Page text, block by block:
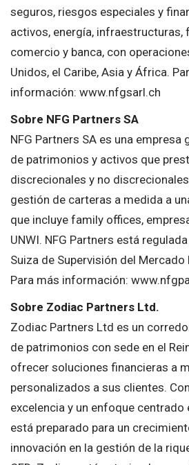
seguros, riesgos especiales y
activos, energía, infraestructuras,
comercio y banca, con
Unidos, el Caribe, Asia y África.
información: www.nfgsarl.ch
Sobre NFG Partners SA
NFG Partners SA es una empresa
de patrimonios y activos que
discrecionales y no
gestión de carteras a medida a
que incluye family offices,
UNWI. NFG Partners está
Suiza de Supervisión del Mercado
Para más información:
Sobre Zodiac Partners Ltd.
Zodiac Partners Ltd es un
de patrimonios con sede en el
ofrecer soluciones financieras a
personalizados a sus clientes.
excelencia y un enfoque centrado
está preparado para un
innovación en la gestión de la